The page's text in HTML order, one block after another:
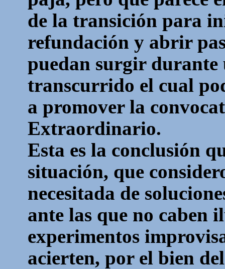
de la transición para
refundación y abrir
puedan surgir durante
transcurrido el cual
a promover la
Extraordinario.
Esta es la conclusión
situación, que
necesitada de
ante las que no caben
experimentos
acierten, por el bien